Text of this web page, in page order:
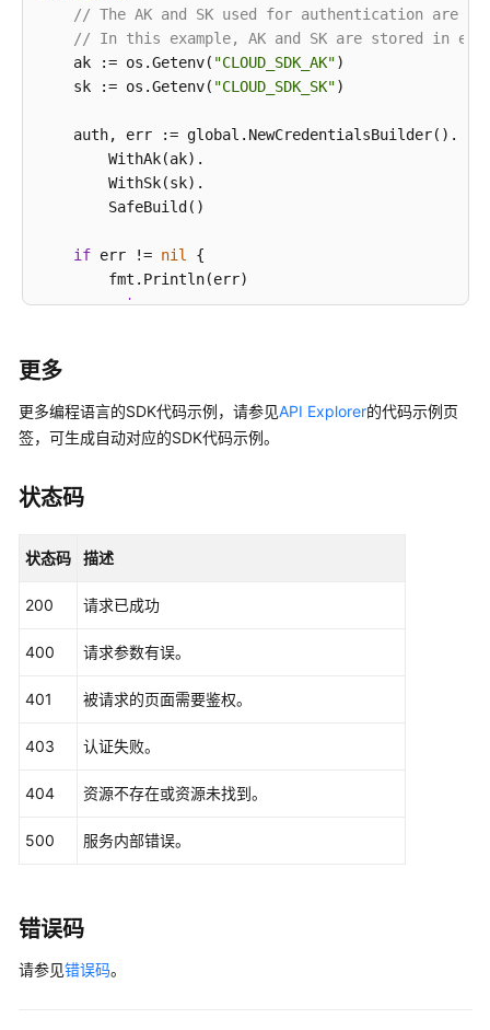
// The AK and SK used for authentication are
// In this example, AK and SK are stored in
    ak := os.Getenv(
"CLOUD_SDK_AK")
    sk := os.Getenv(
"CLOUD_SDK_SK")
    auth, err := global.NewCredentialsBuilder().
        WithAk(ak).
        WithSk(sk).
        SafeBuild()
if err != nil
{
        fmt.Println(err)
return
    hcClient, err := ccm.CcmClientBuilder().
         WithCredential(auth).
         SafeBuild()
return
request :=
	response, err := client.ListCertificateAuthorityObsBucket(request)
if err ==
    }
else {
    }
更多
更多编程语言的SDK代码示例，请参见API Explorer的代码示例页
签，可生成自动对应的SDK代码示例。
状态码
状态码 描述
200 请求已成功
400 请求参数有误。
401 被请求的页面需要鉴权。
403 认证失败。
404 资源不存在或资源未找到。
500 服务内部错误。
错误码
请参见错误码。